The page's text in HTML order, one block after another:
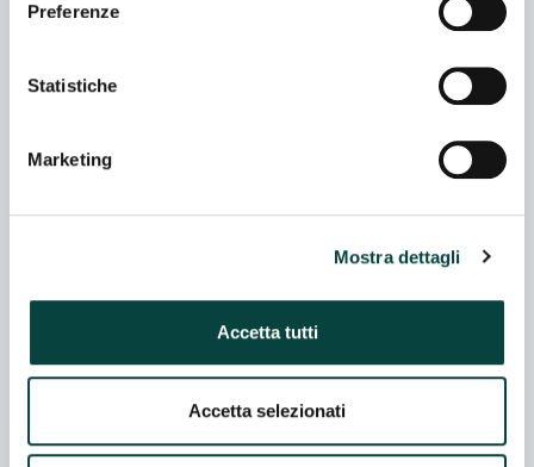
Preferenze
Statistiche
Marketing
Mostra dettagli
Accetta tutti
Accetta selezionati
Indirizzo
(MI) - ITALIA
Telefono
003902 972311
http://www.arcaetichette.it